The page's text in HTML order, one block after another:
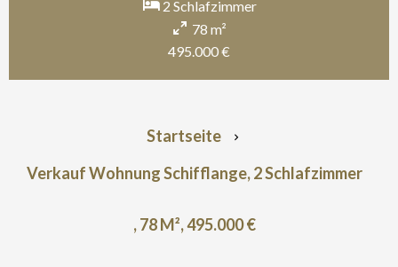
2 Schlafzimmer
78 m²
495.000 €
Startseite
Verkauf Wohnung Schifflange, 2 Schlafzimmer
, 78 M², 495.000 €